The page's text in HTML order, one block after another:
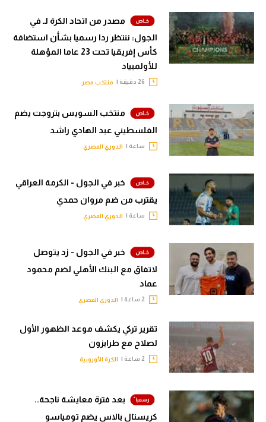
مصدر من اتحاد الكرة لـ في
الجول: ننتظر ردا رسميا بشأن استضافة
كأس إفريقيا تحت 23 عاما المؤهلة
للأولمبياد
منتخب مصر
منتخب السويس بتروجت يضم
الفلسطيني عبد الهادي راشد
ساعة | الدوري المصري
خبر في الجول - الكرمة العراقي
يقترب من ضم مروان حمدي
ساعة | الدوري المصري
خبر في الجول - زد يتوصل
لاتفاق مع البنك الأهلي لضم محمود
عماد
الدوري المصري
تقرير تركي يكشف موعد الظهور الأول
لصلاح مع طرابزون
الكرة الأوروبية
بعد فترة معايشة ناجحة..
كريستال بالاس يضم تومياسو